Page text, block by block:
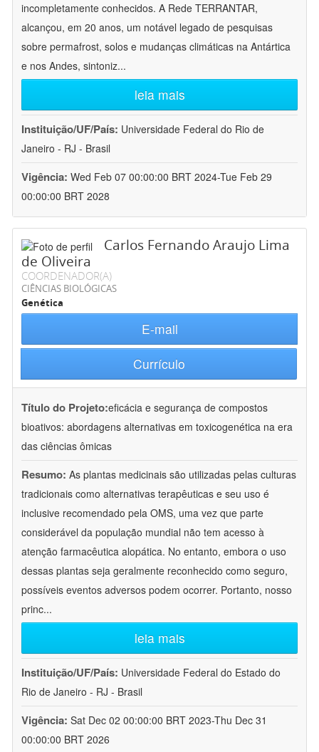
incompletamente conhecidos. A Rede TERRANTAR,
alcançou, em 20 anos, um notável legado de pesquisas
sobre permafrost, solos e mudanças climáticas na Antártica
e nos Andes, sintoniz...
leia mais
Instituição/UF/País: Universidade Federal do Rio de
Janeiro - RJ - Brasil
Vigência: Wed Feb 07 00:00:00 BRT 2024-Tue Feb 29
00:00:00 BRT 2028
Carlos Fernando Araujo Lima
de Oliveira
COORDENADOR(A)
CIÊNCIAS BIOLÓGICAS
Genética
E-mail
Currículo
Título do Projeto:eficácia e segurança de compostos
bioativos: abordagens alternativas em toxicogenética na era
das ciências ômicas
Resumo: As plantas medicinais são utilizadas pelas culturas
tradicionais como alternativas terapêuticas e seu uso é
inclusive recomendado pela OMS, uma vez que parte
considerável da população mundial não tem acesso à
atenção farmacêutica alopática. No entanto, embora o uso
dessas plantas seja geralmente reconhecido como seguro,
possíveis eventos adversos podem ocorrer. Portanto, nosso
princ...
leia mais
Instituição/UF/País: Universidade Federal do Estado do
Rio de Janeiro - RJ - Brasil
Vigência: Sat Dec 02 00:00:00 BRT 2023-Thu Dec 31
00:00:00 BRT 2026